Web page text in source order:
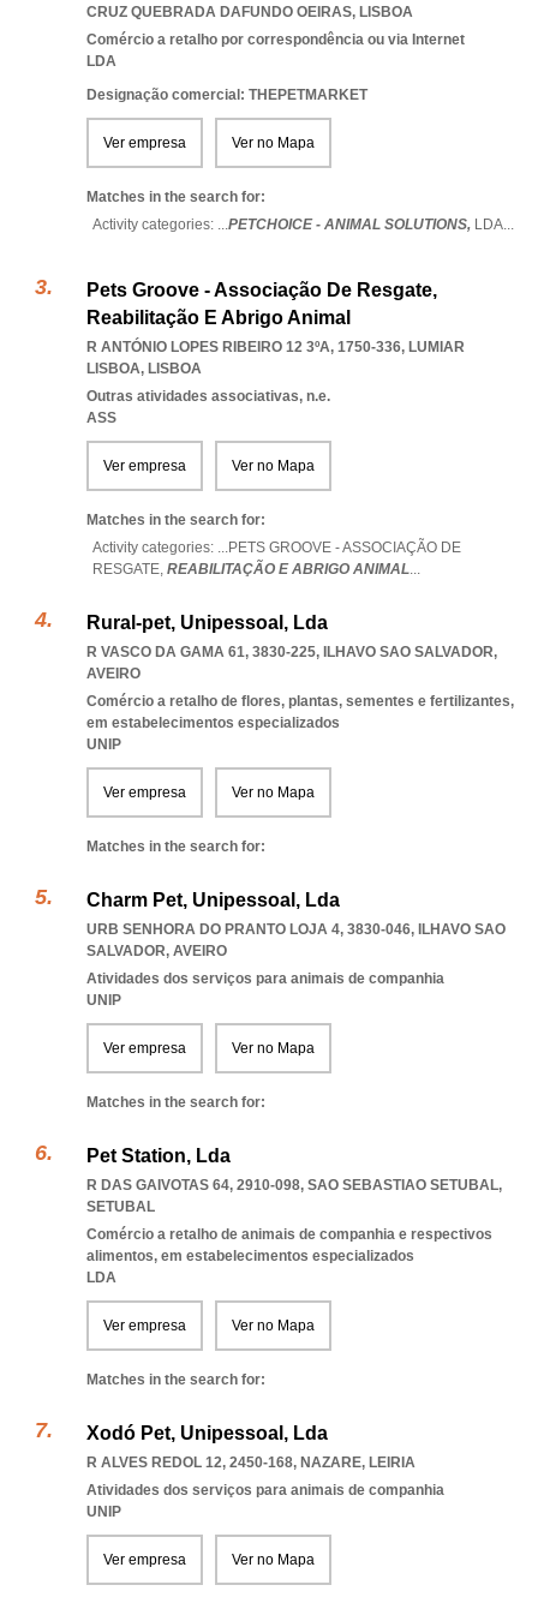
CRUZ QUEBRADA DAFUNDO OEIRAS, LISBOA
Comércio a retalho por correspondência ou via Internet
LDA
Designação comercial: THEPETMARKET
Ver empresa Ver no Mapa
Matches in the search for:
Activity categories: ...PETCHOICE - ANIMAL SOLUTIONS, LDA...
Pets Groove - Associação De Resgate,
Reabilitação E Abrigo Animal
R ANTÓNIO LOPES RIBEIRO 12 3ºA, 1750-336, LUMIAR
LISBOA, LISBOA
Outras atividades associativas, n.e.
ASS
Ver empresa Ver no Mapa
Matches in the search for:
Activity categories: ...PETS GROOVE - ASSOCIAÇÃO DE
RESGATE, REABILITAÇÃO E ABRIGO ANIMAL...
Rural-pet, Unipessoal, Lda
R VASCO DA GAMA 61, 3830-225, ILHAVO SAO SALVADOR,
AVEIRO
Comércio a retalho de flores, plantas, sementes e fertilizantes,
em estabelecimentos especializados
UNIP
Ver empresa Ver no Mapa
Matches in the search for:
Charm Pet, Unipessoal, Lda
URB SENHORA DO PRANTO LOJA 4, 3830-046, ILHAVO SAO
SALVADOR, AVEIRO
Atividades dos serviços para animais de companhia
UNIP
Ver empresa Ver no Mapa
Matches in the search for:
Pet Station, Lda
R DAS GAIVOTAS 64, 2910-098, SAO SEBASTIAO SETUBAL,
SETUBAL
Comércio a retalho de animais de companhia e respectivos
alimentos, em estabelecimentos especializados
LDA
Ver empresa Ver no Mapa
Matches in the search for:
Xodó Pet, Unipessoal, Lda
R ALVES REDOL 12, 2450-168, NAZARE, LEIRIA
Atividades dos serviços para animais de companhia
UNIP
Ver empresa Ver no Mapa